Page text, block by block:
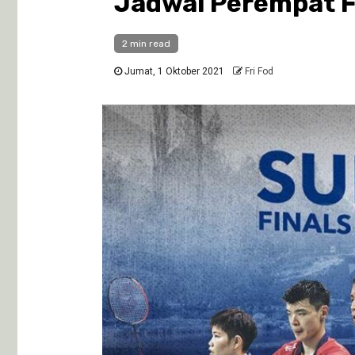
2 min read
Jumat, 1 Oktober 2021 Fri Fod